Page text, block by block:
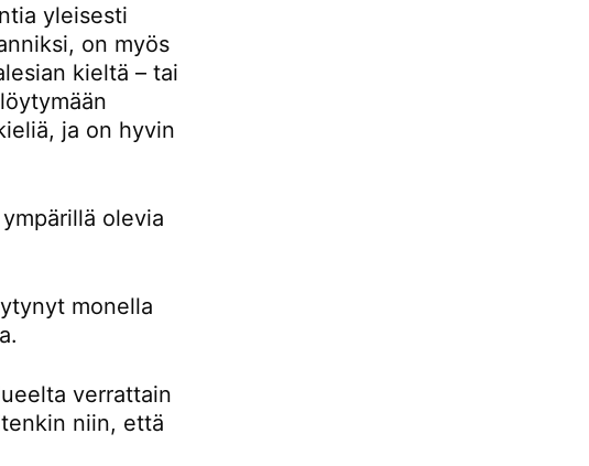
yleisesti
on myös
kieltä – tai
ja on hyvin
olevia
monella
verrattain
niin, että